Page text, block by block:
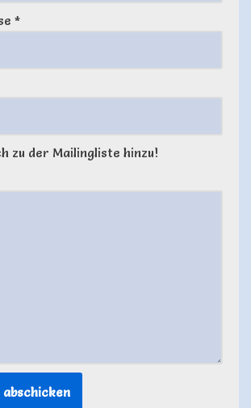
*
zu der Mailingliste hinzu!